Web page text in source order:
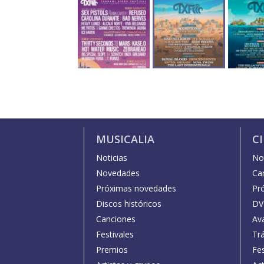
MUSICALIA
Noticias
Novedades
Próximas novedades
Discos históricos
Canciones
Festivales
Premios